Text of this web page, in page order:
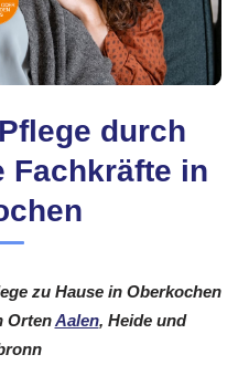
durch
Fachkräfte in
zu Hause in Oberkochen
OrtenAalen, Heide und